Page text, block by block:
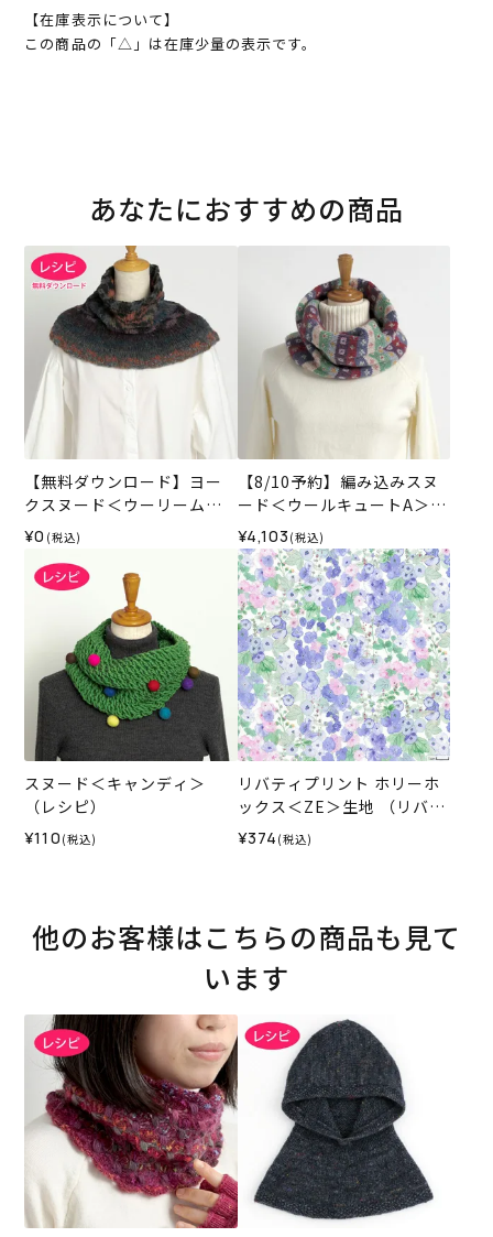
【在庫表示について】
この商品の「△」は在庫少量の表示です。
あなたにおすすめの商品
【無料ダウンロード】ヨー
クスヌード＜ウーリームー
スパレット＞（レシピ）
¥0 (税込)
【8/10予約】編み込みスヌ
ード＜ウールキュートA＞
（編み物 材料セット）
¥4,103 (税込)
スヌード＜キャンディ＞
（レシピ）
¥110 (税込)
リバティプリント ホリーホ
ックス＜ZE＞生地 （リバテ
ィ・ファブリックス）2025
¥374 (税込)
他のお客様はこちらの商品も見て
います